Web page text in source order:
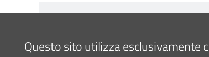
Contenuto aggiornato il 19/03/
Questo sito utilizza esclusivamente